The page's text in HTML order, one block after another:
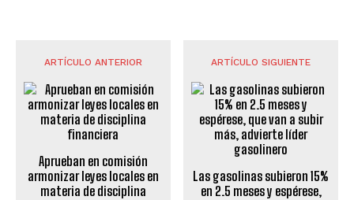
ARTÍCULO ANTERIOR
Aprueban en comisión
armonizar leyes locales en
materia de disciplina
ARTÍCULO SIGUIENTE
Las gasolinas subieron 15%
en 2.5 meses y espérese,